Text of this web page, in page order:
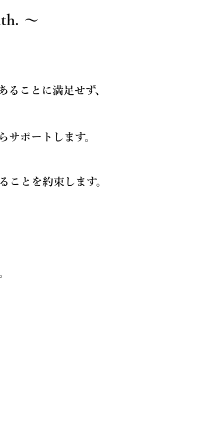
〜
ことに満足せず、
ポートします。
とを約束します。